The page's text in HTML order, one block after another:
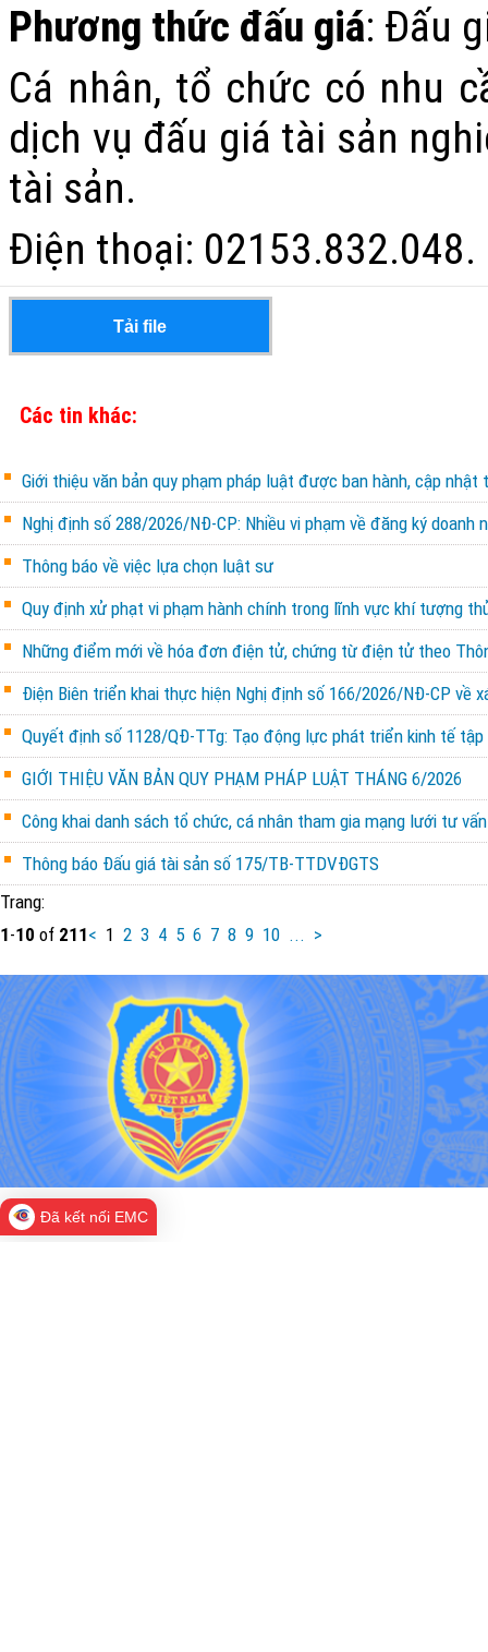
Phương thức đấu giá: Đấu
Cá nhân, tổ chức có nhu
dịch vụ đấu giá tài sản
tài sản.
Điện thoại: 02153.832.048.
Tải file
Các tin khác:
Giới thiệu văn bản quy phạm pháp luật được ban hành, cập nhật
Nghị định số 288/2026/NĐ-CP: Nhiều vi phạm về đăng ký
Thông báo về việc lựa chọn luật sư
Quy định xử phạt vi phạm hành chính trong lĩnh vực khí tượng
Những điểm mới về hóa đơn điện tử, chứng từ điện tử theo
Điện Biên triển khai thực hiện Nghị định số 166/2026/NĐ-CP về
Quyết định số 1128/QĐ-TTg: Tạo động lực phát triển kinh tế
GIỚI THIỆU VĂN BẢN QUY PHẠM PHÁP LUẬT THÁNG 6/2026
Công khai danh sách tổ chức, cá nhân tham gia mạng lưới tư
Thông báo Đấu giá tài sản số 175/TB-TTDVĐGTS
Trang:
1-10 of 211< 1 2 3 4 5 6 7 8 9 10 ... >
Đã kết nối EMC